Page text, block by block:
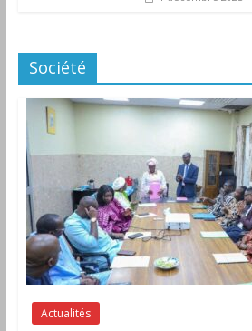
Société
Actualités